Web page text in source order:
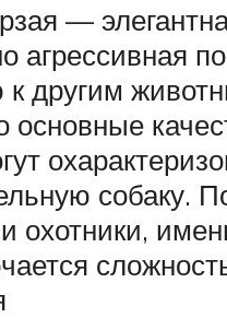
—
агрессивная по
другим
основные
собаку.
охотники,